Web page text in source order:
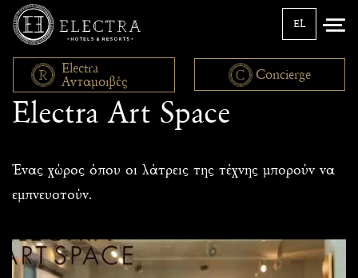
EL
Electra
Ανταμοιβές
Concierge
Electra Art Space
Ένας χώρος όπου οι λάτρεις της τέχνης μπορούν να
εμπνευστούν.